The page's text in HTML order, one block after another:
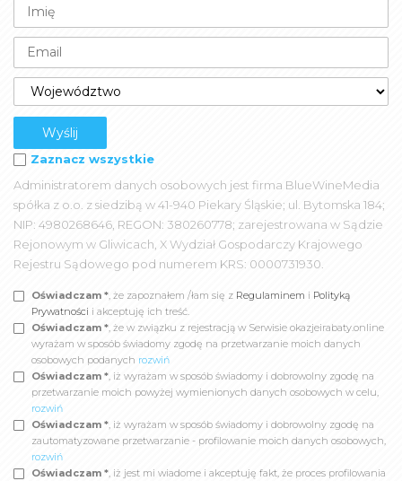
Zaznacz wszystkie
Administratorem danych osobowych jest firma BlueWineMedia
spółka z o.o. z siedzibą w 41-940 Piekary Śląskie; ul. Bytomska 184;
NIP: 4980268646, REGON: 380260778; zarejestrowana w Sądzie
Rejonowym w Gliwicach, X Wydział Gospodarczy Krajowego
Rejestru Sądowego pod numerem KRS: 0000731930.
Oświadczam *, że zapoznałem /łam się z Regulaminem i Polityką
Prywatności i akceptuję ich treść.
Oświadczam *, że w związku z rejestracją w Serwisie okazjeirabaty.online
wyrażam w sposób świadomy zgodę na przetwarzanie moich danych
osobowych podanych rozwiń
Oświadczam *, iż wyrażam w sposób świadomy i dobrowolny zgodę na
przetwarzanie moich powyżej wymienionych danych osobowych w celu,
rozwiń
Oświadczam *, iż wyrażam w sposób świadomy i dobrowolny zgodę na
zautomatyzowane przetwarzanie - profilowanie moich danych osobowych,
rozwiń
Oświadczam *, iż jest mi wiadome i akceptuję fakt, że proces profilowania